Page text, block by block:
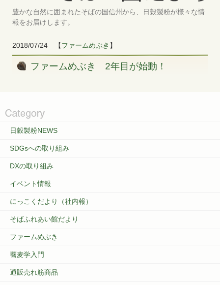
豊かな自然に囲まれたそばの国信州から、日穀製粉が様々な情
報をお届けします。
2018/07/24 【ファームめぶき 】
ファームめぶき 2年目が始動！
日穀製粉NEWS
SDGsへの取り組み
DXの取り組み
イベント情報
にっこくだより（社内報）
そばふれあい館だより
ファームめぶき
蕎麦学入門
通販売れ筋商品